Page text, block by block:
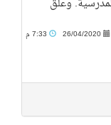
وعلق
26/04/2020